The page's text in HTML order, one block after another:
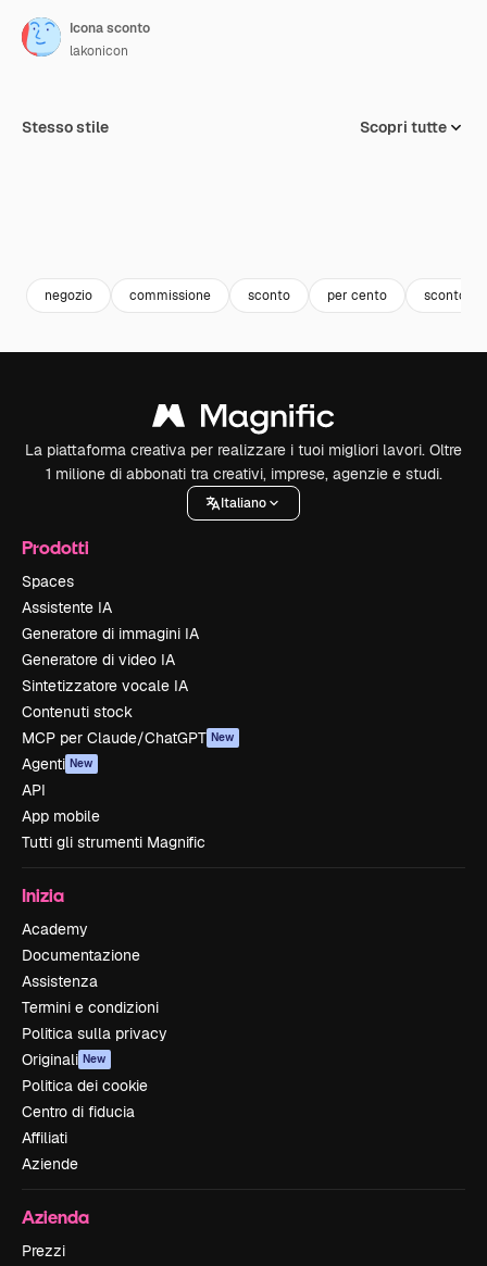
Icona sconto
lakonicon
Stesso stile Scopri tutte
negozio commissione sconto per cento sconto in
La piattaforma creativa per realizzare i tuoi migliori lavori. Oltre
1 milione di abbonati tra creativi, imprese, agenzie e studi.
Italiano
Prodotti
Spaces
Assistente IA
Generatore di immagini IA
Generatore di video IA
Sintetizzatore vocale IA
Contenuti stock
MCP per Claude/ChatGPT New
Agenti New
API
App mobile
Tutti gli strumenti Magnific
Inizia
Academy
Documentazione
Assistenza
Termini e condizioni
Politica sulla privacy
Originali New
Politica dei cookie
Centro di fiducia
Affiliati
Aziende
Azienda
Prezzi